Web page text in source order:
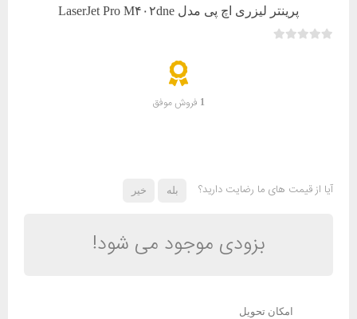
پرینتر لیزری اچ پی مدل LaserJet Pro M۴۰۲dne
1 فروش موفق
آیا از قیمت های ما رضایت دارید؟ بله خیر
بزودی موجود می شود!
امکان تحویل